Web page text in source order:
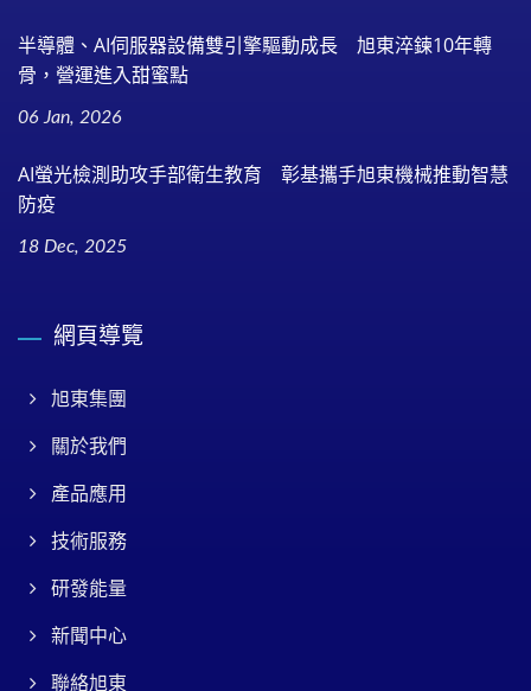
半導體、AI伺服器設備雙引擎驅動成長 旭東淬鍊10年轉
骨，營運進入甜蜜點
06 Jan, 2026
AI螢光檢測助攻手部衛生教育 彰基攜手旭東機械推動智慧
防疫
18 Dec, 2025
網頁導覽
旭東集團
關於我們
產品應用
技術服務
研發能量
新聞中心
聯絡旭東